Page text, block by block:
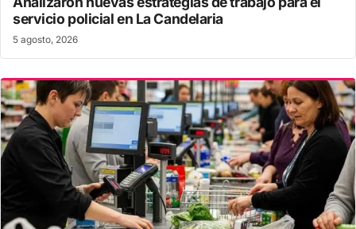
servicio policial en La Candelaria
5 agosto, 2026